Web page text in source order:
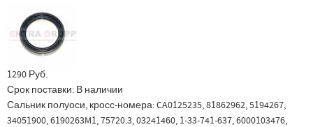
1290 Руб.
Срок поставки: В наличии
Сальник полуоси, кросс-номера: CA0125235, 81862962, 5194267,
34051900, 6190263M1, 75720.3, 03241460, 1-33-741-637, 6000103476,